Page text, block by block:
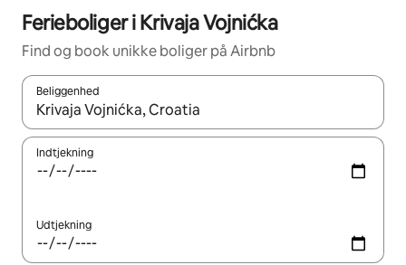
Ferieboliger i Krivaja Vojnićka
Find og book unikke boliger på Airbnb
Beliggenhed
Når resultaterne er tilgængelige, skal du navigere med
Indtjekning
Udtjekning